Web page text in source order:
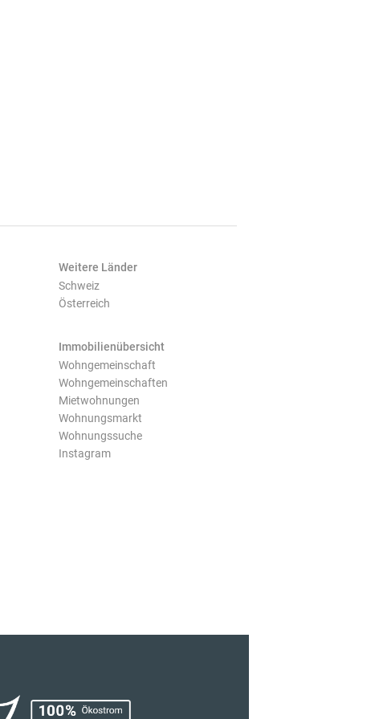
Weitere Länder
Schweiz
Österreich
Immobilienübersicht
Wohngemeinschaft
Wohngemeinschaften
Mietwohnungen
Wohnungsmarkt
Wohnungssuche
Instagram